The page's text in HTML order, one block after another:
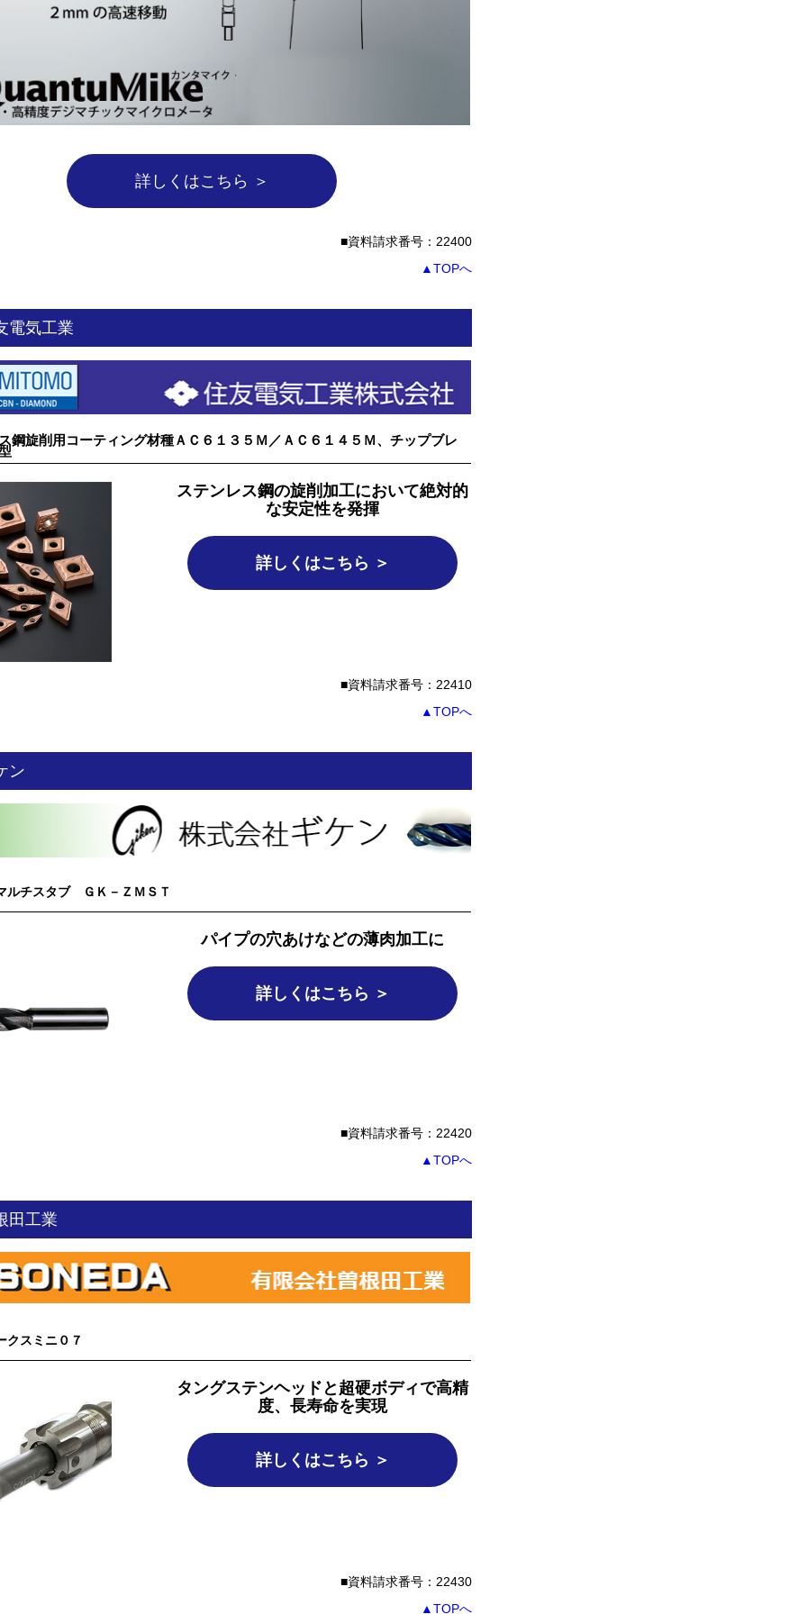
詳しくはこちら ＞
資料請求番号：22400
▲TOPへ
電気工業
鋼旋削用コーティング材種ＡＣ６１３５Ｍ／ＡＣ６１４５Ｍ、チップブレ
ステンレス鋼の旋削加工において絶対的
な安定性を発揮
詳しくはこちら ＞
資料請求番号：22410
▲TOPへ
ン
ルチスタブ ＧＫ－ＺＭＳＴ
パイプの穴あけなどの薄肉加工に
詳しくはこちら ＞
資料請求番号：22420
▲TOPへ
田工業
クスミニ０７
タングステンヘッドと超硬ボディで高精
度、長寿命を実現
詳しくはこちら ＞
資料請求番号：22430
▲TOPへ